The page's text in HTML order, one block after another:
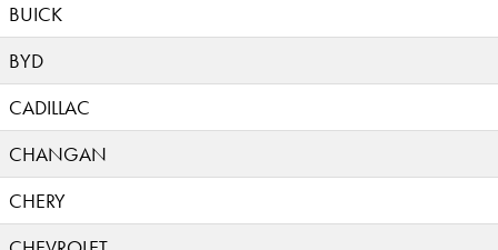
BUICK
BYD
CADILLAC
CHANGAN
CHERY